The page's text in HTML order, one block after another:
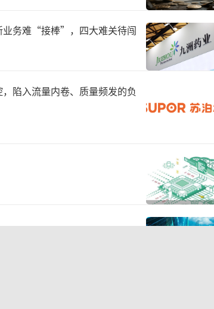
能已明显减弱，线下
不可少的一环。未来
化经营，线上与线下
下短板互补是必然。
的侧重点，三只松鼠
“未来的机会业态是自
索开出首店，未来会
务难“接棒”，四大难关待闯
陷入流量内卷、质量频发的负